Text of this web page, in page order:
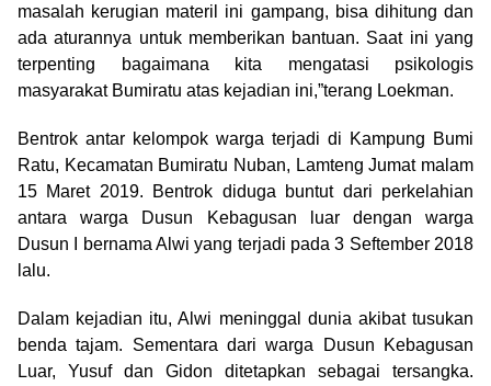
masalah kerugian materil ini gampang, bisa dihitung dan
ada aturannya untuk memberikan bantuan. Saat ini yang
terpenting bagaimana kita mengatasi psikologis
masyarakat Bumiratu atas kejadian ini,”terang Loekman.
Bentrok antar kelompok warga terjadi di Kampung Bumi
Ratu, Kecamatan Bumiratu Nuban, Lamteng Jumat malam
15 Maret 2019. Bentrok diduga buntut dari perkelahian
antara warga Dusun Kebagusan luar dengan warga
Dusun I bernama Alwi yang terjadi pada 3 Seftember 2018
lalu.
Dalam kejadian itu, Alwi meninggal dunia akibat tusukan
benda tajam. Sementara dari warga Dusun Kebagusan
Luar, Yusuf dan Gidon ditetapkan sebagai tersangka.